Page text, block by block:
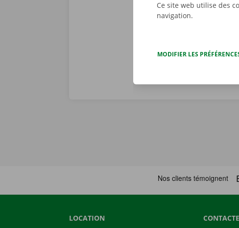
problème
j/7 dans toute
LOCATION
Ce site web utilise des
navigation.
MODIFIER LES